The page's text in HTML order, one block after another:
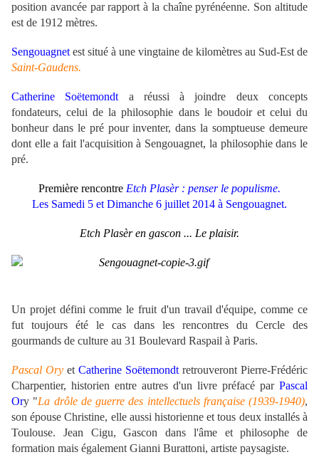
position avancée par rapport à la chaîne pyrénéenne. Son altitude
est de 1912 mètres.
Sengouagnet est situé à une vingtaine de kilomètres au Sud-Est de
Saint-Gaudens.
Catherine Soëtemondt a réussi à joindre deux concepts
fondateurs, celui de la philosophie dans le boudoir et celui du
bonheur dans le pré pour inventer, dans la somptueuse demeure
dont elle a fait l'acquisition à Sengouagnet, la philosophie dans le
pré.
Première rencontre Etch Plasèr : penser le populisme.
Les Samedi 5 et Dimanche 6 juillet 2014 à Sengouagnet.
Etch Plasèr en gascon ... Le plaisir.
Un projet défini comme le fruit d'un travail d'équipe, comme ce
fut toujours été le cas dans les rencontres du Cercle des
gourmands de culture au 31 Boulevard Raspail à Paris.
Pascal Ory et Catherine Soëtemondt retrouveront Pierre-Frédéric
Charpentier, historien entre autres d'un livre préfacé par Pascal
Ory "La drôle de guerre des intellectuels française (1939-1940),
son épouse Christine, elle aussi historienne et tous deux installés à
Toulouse. Jean Cigu, Gascon dans l'âme et philosophe de
formation mais également Gianni Burattoni, artiste paysagiste.